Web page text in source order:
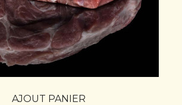
AJOUT PANIER